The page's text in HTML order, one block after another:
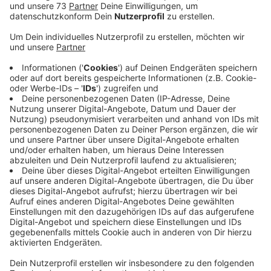
Veröffentlicht: Donnerstag, 28.04.2022 14:18
Anzeige
Negativer Test kann bei Besuch nötig sein
Anzeige
In Arztpraxen, Krankenhäusern und Pflegeheimen
müssen wir also erstmal weiter eine Maske tragen.
Das gilt auch für den ÖPNV, wenn wir Taxi fahren
sowie für bestimmte staatliche Einrichtungen.
Krankenhäuser und Pflegeeinrichtungen dürfen
außerdem weiterhin von Besuchern einen aktuellen
negativen Testnachweis verlangen.